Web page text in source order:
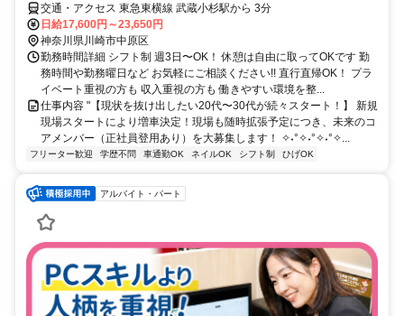
交通・アクセス 東急東横線 武蔵小杉駅から 3分
日給17,600円～23,650円
神奈川県川崎市中原区
勤務時間詳細 シフト制 週3日〜OK！ 休憩は自由に取ってOKです 勤
務時間や勤務曜日など お気軽にご相談ください!! 直行直帰OK！ プラ
イベート重視の方も 収入重視の方も 働きやすい環境を整...
仕事内容 "【現状を抜け出したい20代〜30代が続々スタート！】 新規
現場スタートにより増車決定！現場も随時拡張予定につき、未来のコ
アメンバー（正社員登用あり）を大募集します！ ✧˖°✧˖°✧˖°✧...
フリーター歓迎 学歴不問 車通勤OK ネイルOK シフト制 ひげOK
アルバイト・パート